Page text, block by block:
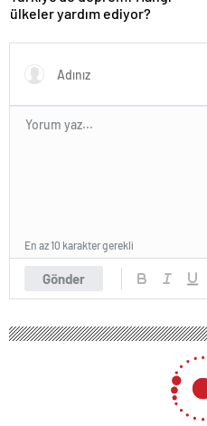
ülkeler yardım ediyor?
Gönder
En az 10 karakter gerekli